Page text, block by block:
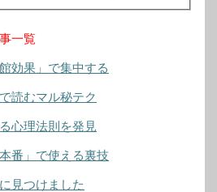
一覧
効果」で集中する
読むマル秘テク
心理法則を発見
番」で使える裏技
見つけました